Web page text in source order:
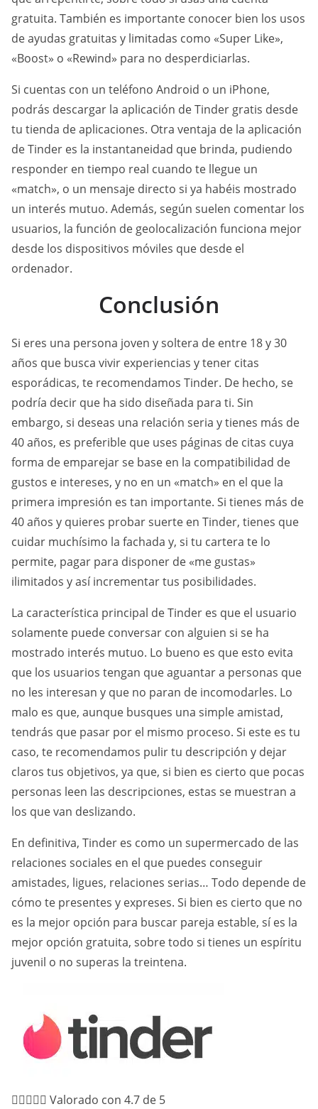
gratuita. También es importante conocer bien los usos
de ayudas gratuitas y limitadas como «Super Like»,
«Boost» o «Rewind» para no desperdiciarlas.
Si cuentas con un teléfono Android o un iPhone,
podrás descargar la aplicación de Tinder gratis desde
tu tienda de aplicaciones. Otra ventaja de la aplicación
de Tinder es la instantaneidad que brinda, pudiendo
responder en tiempo real cuando te llegue un
«match», o un mensaje directo si ya habéis mostrado
un interés mutuo. Además, según suelen comentar los
usuarios, la función de geolocalización funciona mejor
desde los dispositivos móviles que desde el
ordenador.
Conclusión
Si eres una persona joven y soltera de entre 18 y 30
años que busca vivir experiencias y tener citas
esporádicas, te recomendamos Tinder. De hecho, se
podría decir que ha sido diseñada para ti. Sin
embargo, si deseas una relación seria y tienes más de
40 años, es preferible que uses páginas de citas cuya
forma de emparejar se base en la compatibilidad de
gustos e intereses, y no en un «match» en el que la
primera impresión es tan importante. Si tienes más de
40 años y quieres probar suerte en Tinder, tienes que
cuidar muchísimo la fachada y, si tu cartera te lo
permite, pagar para disponer de «me gustas»
ilimitados y así incrementar tus posibilidades.
La característica principal de Tinder es que el usuario
solamente puede conversar con alguien si se ha
mostrado interés mutuo. Lo bueno es que esto evita
que los usuarios tengan que aguantar a personas que
no les interesan y que no paran de incomodarles. Lo
malo es que, aunque busques una simple amistad,
tendrás que pasar por el mismo proceso. Si este es tu
caso, te recomendamos pulir tu descripción y dejar
claros tus objetivos, ya que, si bien es cierto que pocas
personas leen las descripciones, estas se muestran a
los que van deslizando.
En definitiva, Tinder es como un supermercado de las
relaciones sociales en el que puedes conseguir
amistades, ligues, relaciones serias… Todo depende de
cómo te presentes y expreses. Si bien es cierto que no
es la mejor opción para buscar pareja estable, sí es la
mejor opción gratuita, sobre todo si tienes un espíritu
juvenil o no superas la treintena.
 Valorado con 4.7 de 5